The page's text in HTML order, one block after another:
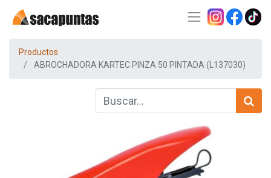
Productos
ABROCHADORA KARTEC PINZA 50 PINTADA (L137030)